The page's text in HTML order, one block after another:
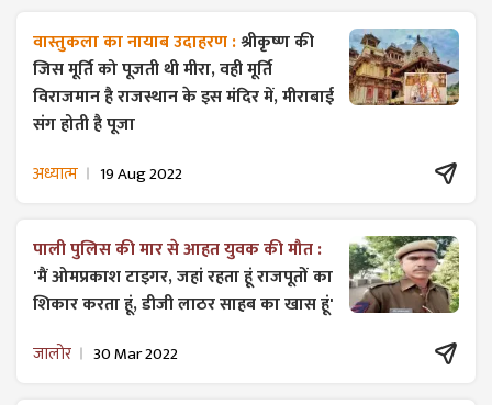
वास्तुकला का नायाब उदाहरण :श्रीकृष्ण की
जिस मूर्ति को पूजती थी मीरा, वही मूर्ति
विराजमान है राजस्थान के इस मंदिर में, मीराबाई
संग होती है पूजा
अध्यात्म 19 Aug 2022
पाली पुलिस की मार से आहत युवक की मौत :
'मैं ओमप्रकाश टाइगर, जहां रहता हूं राजपूतों का
शिकार करता हूं, डीजी लाठर साहब का खास हूं'
जालोर 30 Mar 2022